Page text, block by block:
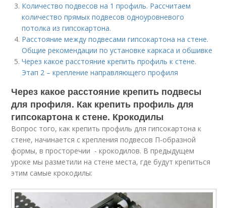
Количество подвесов на 1 профиль. Рассчитаем
количество прямых подвесов одноуровневого
потолка из гипсокартона.
Расстояние между подвесами гипсокартона на стене.
Общие рекомендации по установке каркаса и обшивке
Через какое расстояние крепить профиль к стене.
Этап 2 – крепление направляющего профиля
Через какое расстояние крепить подвесы
для профиля. Как крепить профиль для
гипсокартона к стене. Крокодилы
Вопрос того, как крепить профиль для гипсокартона к
стене, начинается с крепления подвесов П-образной
формы, в просторечии - крокодилов. В предыдущем
уроке мы разметили на стене места, где будут крепиться
этим самые крокодилы: